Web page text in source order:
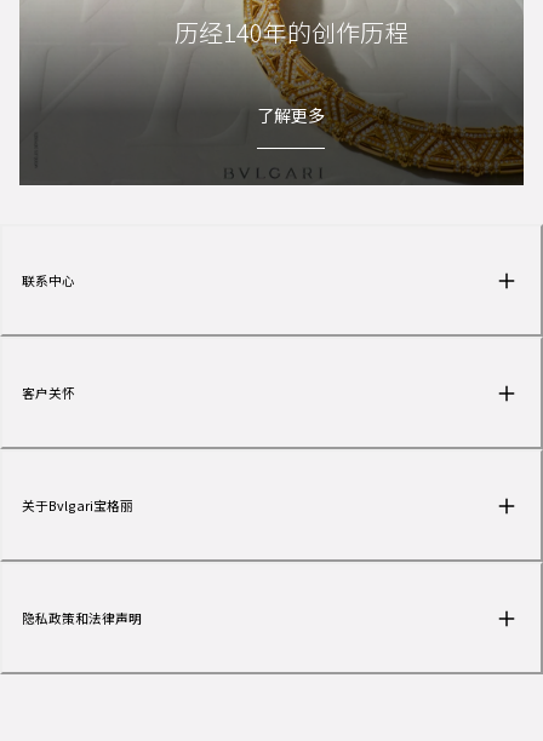
历经140年的创作历程
了解更多
联系中心
客户关怀
关于Bvlgari宝格丽
隐私政策和法律声明